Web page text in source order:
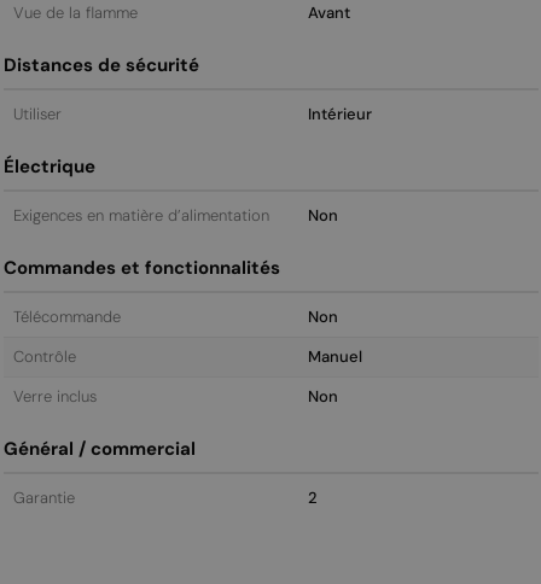
Vue de la flamme
Avant
Distances de sécurité
Utiliser Intérieur
Électrique
Exigences en matière d’alimentation Non
Commandes et fonctionnalités
Télécommande
Non
Contrôle
Manuel
Verre inclus
Non
Général / commercial
Garantie 2